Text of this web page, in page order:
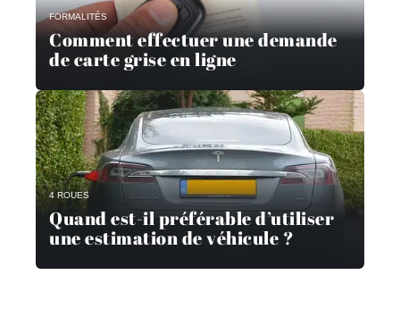
FORMALITÉS
Comment effectuer une demande
de carte grise en ligne
4 ROUES
Quand est-il préférable d’utiliser
une estimation de véhicule ?